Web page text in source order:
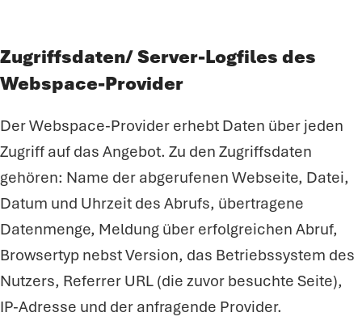
Zugriffsdaten/ Server-Logfiles des
Webspace-Provider
Der Webspace-Provider erhebt Daten über jeden
Zugriff auf das Angebot. Zu den Zugriffsdaten
gehören: Name der abgerufenen Webseite, Datei,
Datum und Uhrzeit des Abrufs, übertragene
Datenmenge, Meldung über erfolgreichen Abruf,
Browsertyp nebst Version, das Betriebssystem des
Nutzers, Referrer URL (die zuvor besuchte Seite),
IP-Adresse und der anfragende Provider.